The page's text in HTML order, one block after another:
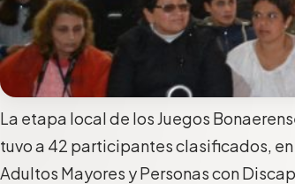
La etapa local de los Juegos
tuvo a 42 participantes clasificados, en
Adultos Mayores y Personas con